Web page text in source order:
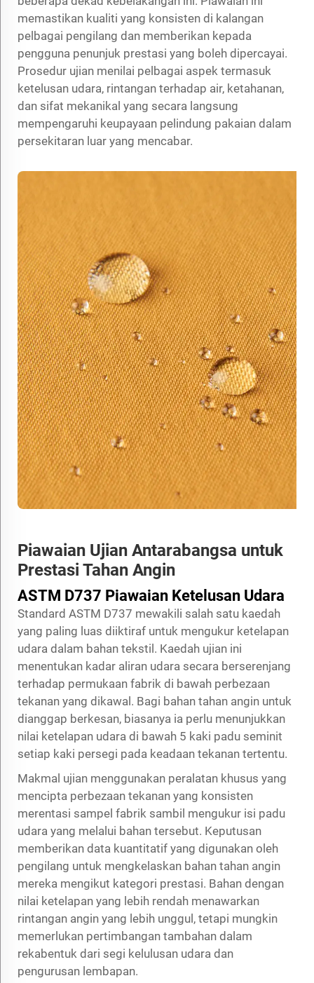
memastikan kualiti yang konsisten di kalangan
pelbagai pengilang dan memberikan kepada
pengguna penunjuk prestasi yang boleh dipercayai.
Prosedur ujian menilai pelbagai aspek termasuk
ketelusan udara, rintangan terhadap air, ketahanan,
dan sifat mekanikal yang secara langsung
mempengaruhi keupayaan pelindung pakaian dalam
persekitaran luar yang mencabar.
Piawaian Ujian Antarabangsa untuk
Prestasi Tahan Angin
ASTM D737 Piawaian Ketelusan Udara
Standard ASTM D737 mewakili salah satu kaedah
yang paling luas diiktiraf untuk mengukur ketelapan
udara dalam bahan tekstil. Kaedah ujian ini
menentukan kadar aliran udara secara berserenjang
terhadap permukaan fabrik di bawah perbezaan
tekanan yang dikawal. Bagi bahan tahan angin untuk
dianggap berkesan, biasanya ia perlu menunjukkan
nilai ketelapan udara di bawah 5 kaki padu seminit
setiap kaki persegi pada keadaan tekanan tertentu.
Makmal ujian menggunakan peralatan khusus yang
mencipta perbezaan tekanan yang konsisten
merentasi sampel fabrik sambil mengukur isi padu
udara yang melalui bahan tersebut. Keputusan
memberikan data kuantitatif yang digunakan oleh
pengilang untuk mengkelaskan bahan tahan angin
mereka mengikut kategori prestasi. Bahan dengan
nilai ketelapan yang lebih rendah menawarkan
rintangan angin yang lebih unggul, tetapi mungkin
memerlukan pertimbangan tambahan dalam
rekabentuk dari segi kelulusan udara dan
pengurusan lembapan.